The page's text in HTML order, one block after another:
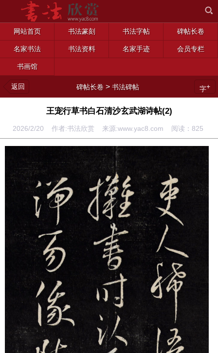
网站首页 书法篆刻 书法字帖 碑帖长卷
名家书法 书法资料 名家手迹 会员专栏
书画馆
返回 碑帖长卷 >书法碑帖 字+
王宠行草书白石清沙玄武湖诗帖(2)
2026/2/20 作者:书法欣赏 来源:www.yac8.com 阅读： 825